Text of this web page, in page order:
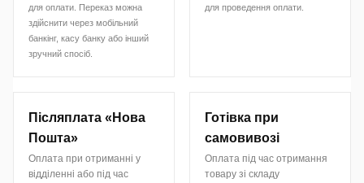
для оплати. Переказ можна
здійснити через мобільний
банкінг, касу банку або інший
зручний спосіб.
для проведення оплати.
Післяплата «Нова
Пошта»
Оплата при отриманні у
відділенні або під час
Готівка при
самовивозі
Оплата під час отримання
товару зі складу